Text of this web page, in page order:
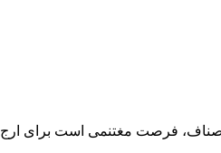
اصناف، فرصت مغتنمی است برای ارج